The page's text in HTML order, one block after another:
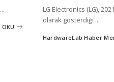
...
OKU
LG Electronics (LG),
olarak gösterdiği ...
Posted
HardwareLab Haber